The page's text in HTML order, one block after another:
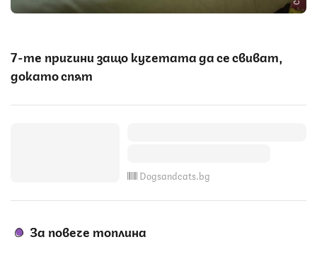
7-те причини защо кучетата да се свиват,
докато спят
Dogsandcats.bg
За повече топлина